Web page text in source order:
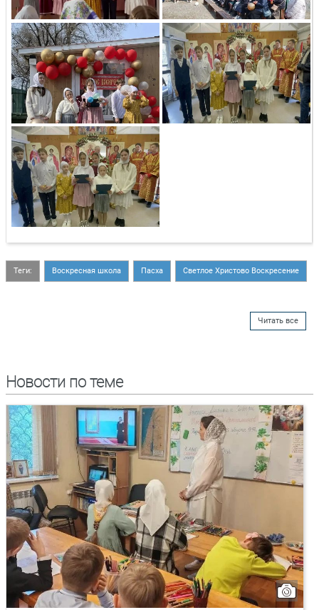
Теги: Воскресная школа Пасха Светлое Христово Воскресение
Читать все
Новости по теме